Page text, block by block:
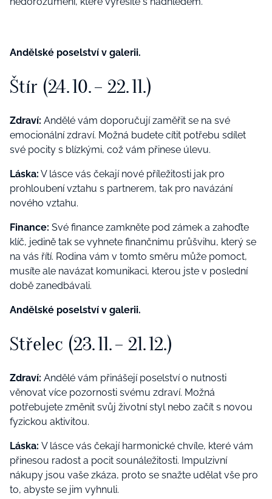
Andělské poselství v galerii.
Štír (24. 10. – 22. 11.)
Zdraví: Andělé vám doporučují zaměřit se na své
emocionální zdraví. Možná budete cítit potřebu sdílet
své pocity s blízkými, což vám přinese úlevu.
Láska: V lásce vás čekají nové příležitosti jak pro
prohloubení vztahu s partnerem, tak pro navázání
nového vztahu.
Finance: Své finance zamkněte pod zámek a zahoďte
klíč, jedině tak se vyhnete finančnímu průšvihu, který se
na vás řítí. Rodina vám v tomto směru může pomoct,
musíte ale navázat komunikaci, kterou jste v poslední
době zanedbávali.
Andělské poselství v galerii.
Střelec (23. 11. – 21. 12.)
Zdraví: Andělé vám přinášejí poselství o nutnosti
věnovat více pozornosti svému zdraví. Možná
potřebujete změnit svůj životní styl nebo začít s novou
fyzickou aktivitou.
Láska: V lásce vás čekají harmonické chvíle, které vám
přinesou radost a pocit sounáležitosti. Impulzivní
nákupy jsou vaše zkáza, proto se snažte udělat vše pro
to, abyste se jim vyhnuli.